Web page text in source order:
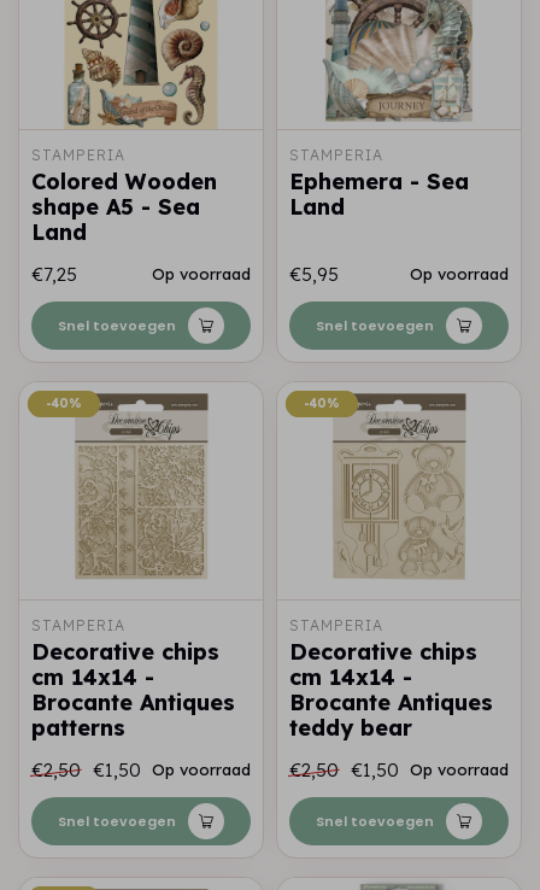
STAMPERIA
Colored Wooden
shape A5 - Sea
Land
€7,25 Op voorraad
Snel toevoegen
STAMPERIA
Ephemera - Sea
Land
€5,95 Op voorraad
Snel toevoegen
-40%
-40%
STAMPERIA
Decorative chips
cm 14x14 -
Brocante Antiques
patterns
€2,50 €1,50 Op voorraad
Snel toevoegen
-40%
-40%
STAMPERIA
Decorative chips
cm 14x14 -
Brocante Antiques
teddy bear
€2,50 €1,50 Op voorraad
Snel toevoegen